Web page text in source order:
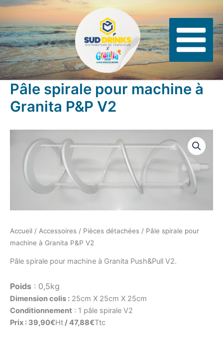
Aller
au
contenu
Pâle spirale pour machine à
Granita P&P V2
Accueil / Accessoires / Pièces détachées / Pâle spirale pour
machine à Granita P&P V2
Pâle spirale pour machine à Granita Push&Pull V2.
Poids : 0,5kg
Dimension colis : 25cm X 25cm X 25cm
Conditionnement : 1 pâle spirale V2
Prix : 39,90€Ht/ 47,88€Ttc
Panneau de gestion des cookies